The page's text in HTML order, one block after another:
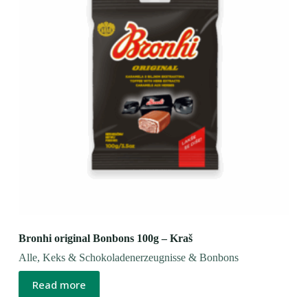
Bronhi original Bonbons 100g – Kraš
Alle, Keks & Schokoladenerzeugnisse & Bonbons
Read more